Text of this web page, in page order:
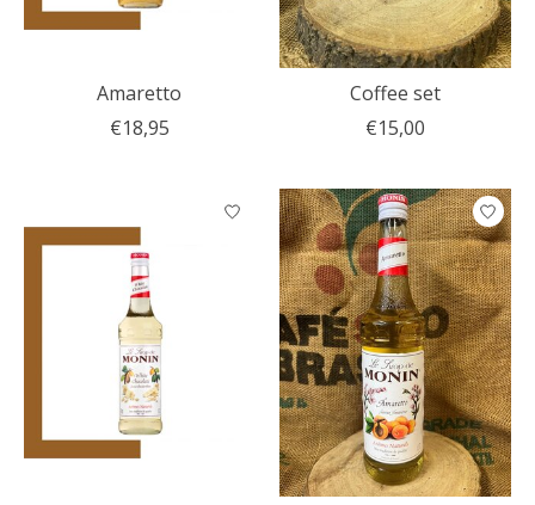
Amaretto
€18,95
Coffee set
€15,00